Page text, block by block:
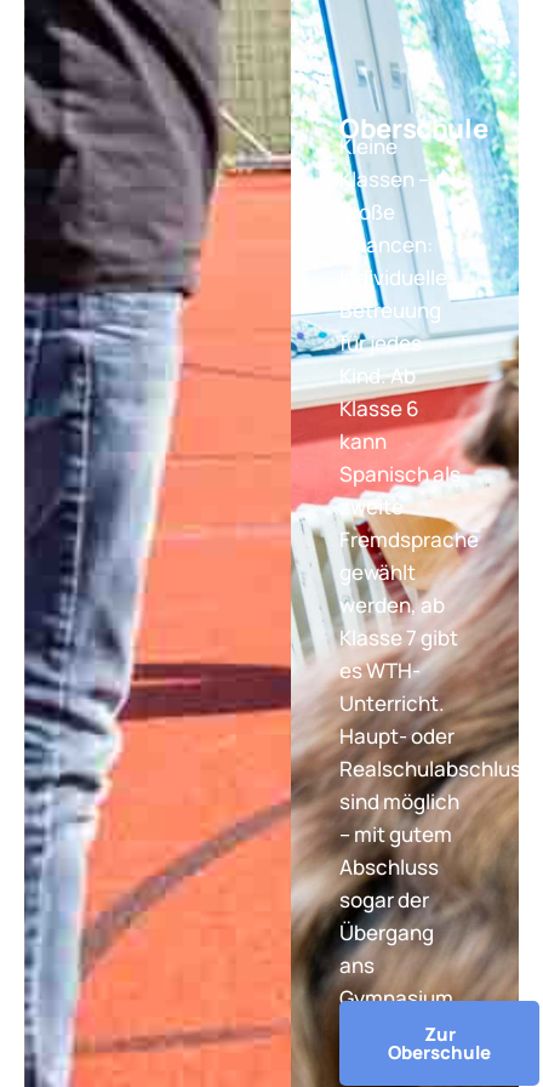
Oberschule
Kleine
Klassen –
große
Chancen:
Individuelle
Betreuung
für jedes
Kind. Ab
Klasse 6
kann
Spanisch als
zweite
Fremdsprache
gewählt
werden, ab
Klasse 7 gibt
es WTH-
Unterricht.
Haupt- oder
Realschulabschluss
sind möglich
– mit gutem
Abschluss
sogar der
Übergang
ans
Gymnasium.
Zur
Oberschule